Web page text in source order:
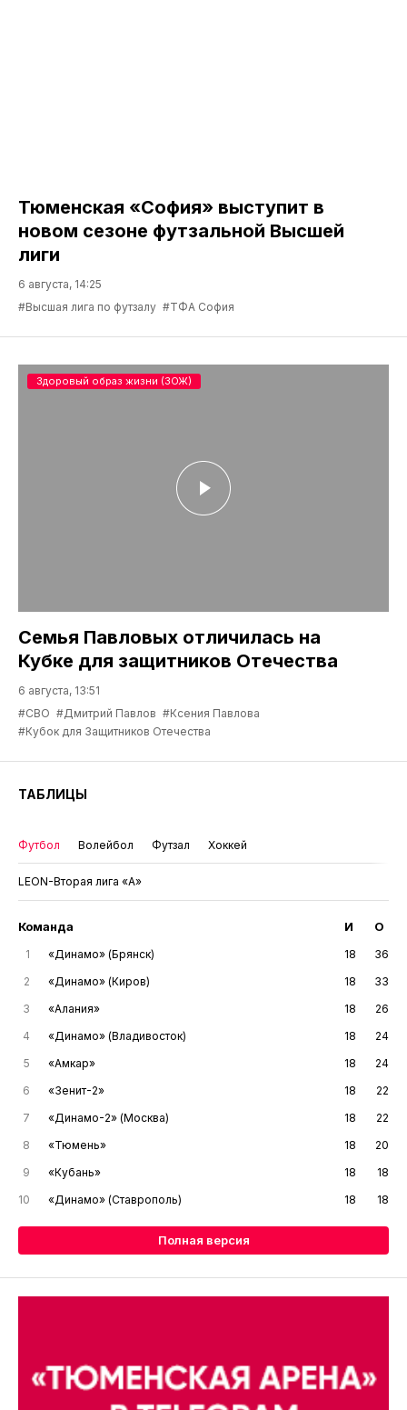
Тюменская «София» выступит в
новом сезоне футзальной Высшей
лиги
6 августа, 14:25
#Высшая лига по футзалу #ТФА София
Семья Павловых отличилась на
Кубке для защитников Отечества
6 августа, 13:51
#СВО #Дмитрий Павлов #Ксения Павлова
#Кубок для Защитников Отечества
Здоровый образ жизни (ЗОЖ)
ТАБЛИЦЫ
Футбол Волейбол Футзал Хоккей
LEON-Вторая лига «А»
Команда И О
1 «Динамо» (Брянск) 18
36
2
«Динамо» (Киров) 18
33
3
«Алания» 18
26
4
«Динамо» (Владивосток) 18
24
5
«Амкар» 18
24
6
«Зенит-2» 18
22
7
«Динамо-2» (Москва) 18
22
8
«Тюмень» 18
20
9
«Кубань» 18
18
10
«Динамо» (Ставрополь) 18 18
Полная версия